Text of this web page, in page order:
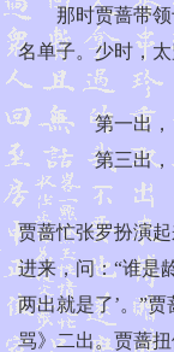
那时贾蔷带领十
名单子。少时，
第一出，《豪
第三出，《仙
贾蔷忙张罗扮演
进来，问：“谁是
两出就是了’。”
骂》二出。贾蔷